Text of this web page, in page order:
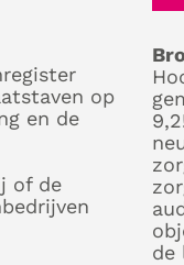
op
en de
of de
de